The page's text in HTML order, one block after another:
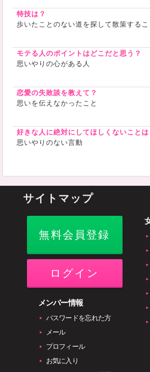
特技は？
歩いたことのない道を探して散策するこ
モテる人のポイントはどこだと思う？
思いやりの心がある人
恋愛の失敗談を教えて？
思いを伝えなかったこと
好きな人に絶対にしてほしくないことは
思いやりのない言動
サイトマップ
無料会員登録
ログイン
メンバー情報
パスワードを忘れた方
メール
プロフィール
お気に入り